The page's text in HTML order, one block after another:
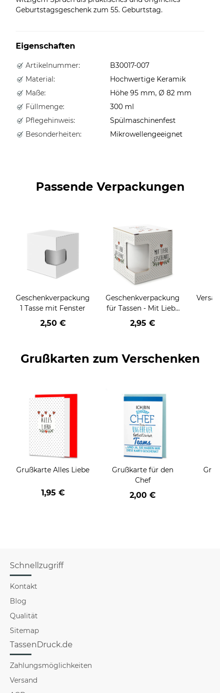
Geburtstagsgeschenk zum 55. Geburtstag.
Eigenschaften
Artikelnummer:
B30017-007
Material:
Hochwertige Keramik
Maße:
Höhe 95 mm, Ø 82 mm
Füllmenge:
300 ml
Pflegehinweis:
Spülmaschinenfest
Besonderheiten:
Mikrowellengeeignet
Passende Verpackungen
Geschenkverpackung
1 Tasse mit Fenster
2,50 €
Geschenkverpackung
für Tassen - Mit Liebe
geschenkt
2,95 €
Grußkarten zum Verschenken
Grußkarte Alles Liebe
1,95 €
Grußkarte für den
Chef
2,00 €
Schnellzugriff
Kontakt
Blog
Qualität
Sitemap
TassenDruck.de
Zahlungsmöglichkeiten
Versand